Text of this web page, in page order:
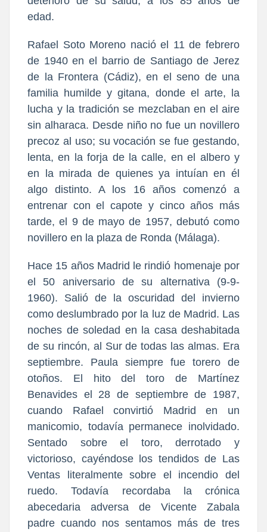
edad.
Rafael Soto Moreno nació el 11 de febrero
de 1940 en el barrio de Santiago de Jerez
de la Frontera (Cádiz), en el seno de una
familia humilde y gitana, donde el arte, la
lucha y la tradición se mezclaban en el aire
sin alharaca. Desde niño no fue un novillero
precoz al uso; su vocación se fue gestando,
lenta, en la forja de la calle, en el albero y
en la mirada de quienes ya intuían en él
algo distinto. A los 16 años comenzó a
entrenar con el capote y cinco años más
tarde, el 9 de mayo de 1957, debutó como
novillero en la plaza de Ronda (Málaga).
Hace 15 años Madrid le rindió homenaje por
el 50 aniversario de su alternativa (9-9-
1960). Salió de la oscuridad del invierno
como deslumbrado por la luz de Madrid. Las
noches de soledad en la casa deshabitada
de su rincón, al Sur de todas las almas. Era
septiembre. Paula siempre fue torero de
otoños. El hito del toro de Martínez
Benavides el 28 de septiembre de 1987,
cuando Rafael convirtió Madrid en un
manicomio, todavía permanece inolvidado.
Sentado sobre el toro, derrotado y
victorioso, cayéndose los tendidos de Las
Ventas literalmente sobre el incendio del
ruedo. Todavía recordaba la crónica
abecedaria adversa de Vicente Zabala
padre cuando nos sentamos más de tres